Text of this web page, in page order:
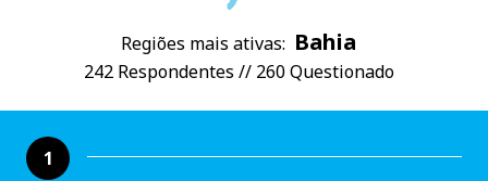
Regiões mais ativas: Bahia
242 Respondentes // 260 Questionado
1